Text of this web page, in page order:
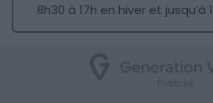
8h30 à 17h en hiver et jusqu’à